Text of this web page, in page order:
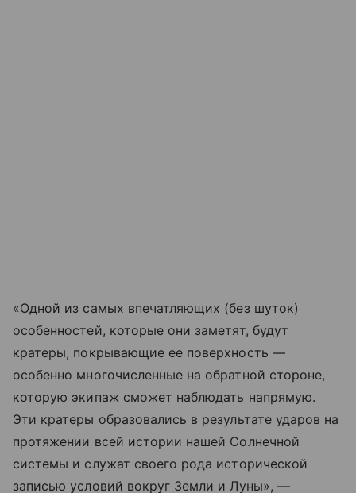
«Одной из самых впечатляющих (без шуток)
особенностей, которые они заметят, будут
кратеры, покрывающие ее поверхность —
особенно многочисленные на обратной стороне,
которую экипаж сможет наблюдать напрямую.
Эти кратеры образовались в результате ударов на
протяжении всей истории нашей Солнечной
системы и служат своего рода исторической
записью условий вокруг Земли и Луны», —